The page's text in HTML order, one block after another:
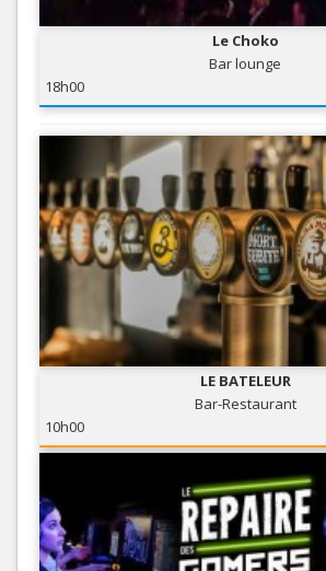
Le Choko
Bar lounge
18h00
LE BATELEUR
Bar-Restaurant
10h00